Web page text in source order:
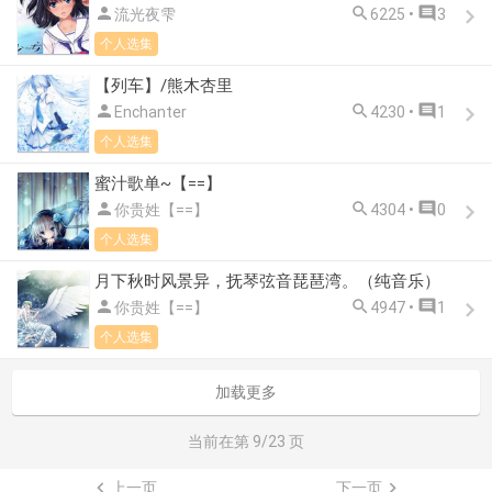
流光夜雫  6225 •  3
个人选集
【列车】/熊木杏里
 Enchanter  4230 •  1
个人选集
蜜汁歌单~【==】
你贵姓【==】  4304 •  0
个人选集
月下秋时风景异，抚琴弦音琵琶湾。（纯音乐）
你贵姓【==】  4947 •  1
个人选集
加载更多
当前在第 9/23 页
上一页 下一页